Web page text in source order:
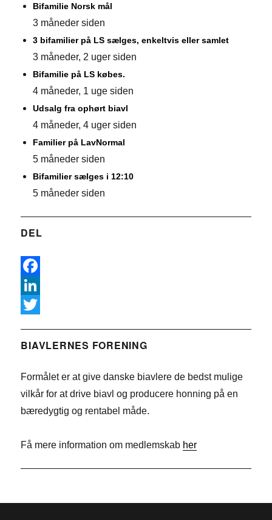
Bifamilie Norsk mål
3 måneder siden
3 bifamilier på LS sælges, enkeltvis eller samlet
3 måneder, 2 uger siden
Bifamilie på LS købes.
4 måneder, 1 uge siden
Udsalg fra ophørt biavl
4 måneder, 4 uger siden
Familier på LavNormal
5 måneder siden
Bifamilier sælges i 12:10
5 måneder siden
DEL
F
a
e
o
L
n
e
n
w
t
r
BIAVLERNES FORENING
Formålet er at give danske biavlere de bedst mulige
vilkår for at drive biavl og producere honning på en
bæredygtig og rentabel måde.
Få mere information om medlemskab her